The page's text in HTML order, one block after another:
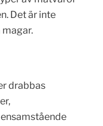
Det är inte
drabbas